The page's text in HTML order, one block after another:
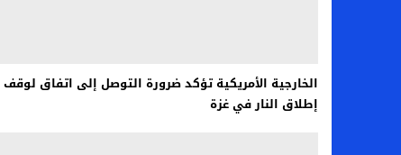
الخارجية الأمريكية تؤكد ضرورة التوصل إلى اتفاق لوقف
إطلاق النار في غزة